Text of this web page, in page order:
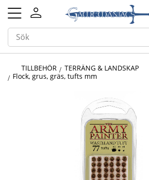
Meny
TILLBEHÖR
TERRÄNG & LANDSKAP
Flock, grus, gräs, tufts mm